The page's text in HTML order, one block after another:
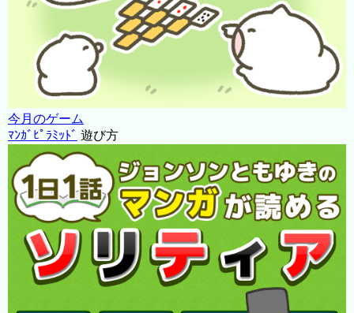
今月のゲーム
ﾏﾝｶﾞﾋﾟﾗﾐｯﾄﾞ 遊び方